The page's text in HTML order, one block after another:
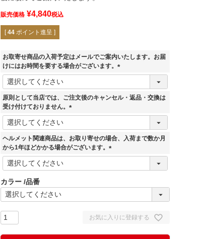
販売価格 ¥4,840税込
[ 44 ポイント進呈 ]
お取寄せ商品の入荷予定はメールでご案内いたします。お届
けにはお時間を要する場合がございます。
(
須
原則として当店では、ご注文後のキャンセル・返品・交換は
受け付けておりません。
(
須
)
ヘルメット関連商品は、お取り寄せの場合、入荷まで数か月
から1年ほどかかる場合がございます。
(
)
カラー 品番
お気に入りに登録する